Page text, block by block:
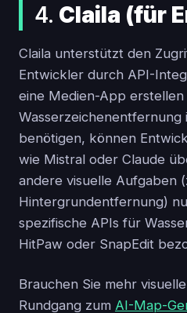
4. Claila (für
Claila unterstützt den
Entwickler durch API-
eine Medien-App erstellen
Wasserzeichenentfernung
benötigen, können
wie Mistral oder Claude
andere visuelle Aufgaben
Hintergrundentfernung)
spezifische APIs für
HitPaw oder SnapEdit
Brauchen Sie mehr
Rundgang zum AI-Map-